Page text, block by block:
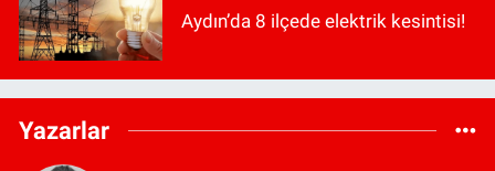
Aydın’da 8 ilçede elektrik kesintisi!
Yazarlar